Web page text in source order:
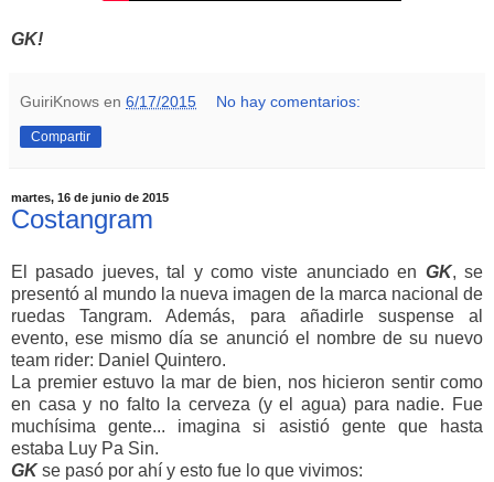
GK!
GuiriKnows en 6/17/2015 No hay comentarios:
Compartir
martes, 16 de junio de 2015
Costangram
El pasado jueves, tal y como viste anunciado en GK, se
presentó al mundo la nueva imagen de la marca nacional de
ruedas Tangram. Además, para añadirle suspense al
evento, ese mismo día se anunció el nombre de su nuevo
team rider: Daniel Quintero.
La premier estuvo la mar de bien, nos hicieron sentir como
en casa y no falto la cerveza (y el agua) para nadie. Fue
muchísima gente... imagina si asistió gente que hasta
estaba Luy Pa Sin.
GKse pasó por ahí y esto fue lo que vivimos: